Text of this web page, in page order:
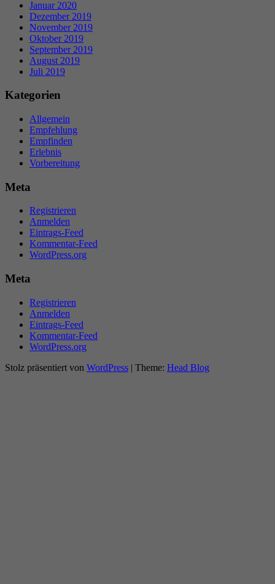
Januar 2020
Dezember 2019
November 2019
Oktober 2019
September 2019
August 2019
Juli 2019
Kategorien
Allgemein
Empfehlung
Empfinden
Erlebnis
Vorbereitung
Meta
Registrieren
Anmelden
Eintrags-Feed
Kommentar-Feed
WordPress.org
Meta
Registrieren
Anmelden
Eintrags-Feed
Kommentar-Feed
WordPress.org
Stolz präsentiert von WordPress | Theme: Head Blog